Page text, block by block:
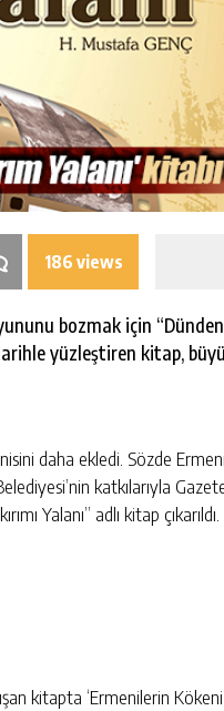
186 views
bozmak için “Dünden
yüzleştiren kitap,
daha ekledi. Sözde
katkılarıyla
Yalanı” adlı kitap
kitapta ‘Ermenilerin
GÜÇLÜ